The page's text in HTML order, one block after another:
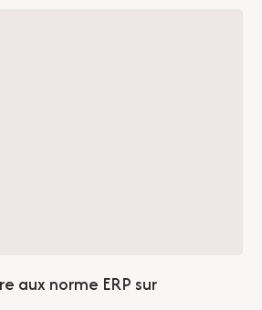
aux norme ERP sur